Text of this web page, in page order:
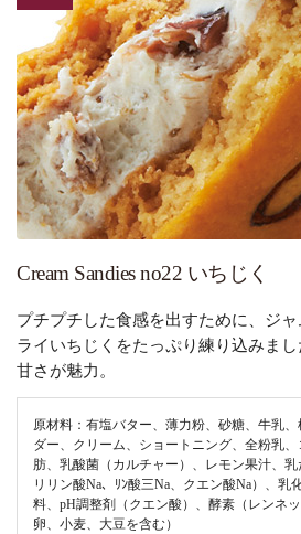
Cream Sandies no22 いちじく
プチプチした食感を出すために、ジ
ライいちじくをたっぷり練り込みま
甘さが魅力。
原材料：有塩バター、薄力粉、砂糖、牛乳
ダー、クリーム、ショートニング、全粉乳
肪、乳酸菌（カルチャー）、レモン果汁、
リリン酸Na、ﾘﾝ酸三Na、クエン酸Na）、乳
料、pH調整剤（クエン酸）、酵素（レンネ
卵、小麦、大豆を含む）